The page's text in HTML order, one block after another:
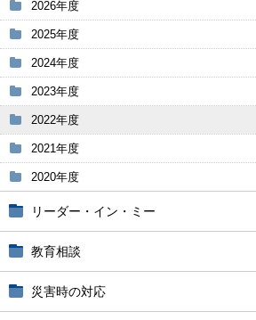
2026年度
2025年度
2024年度
2023年度
2022年度
2021年度
2020年度
リーダー・イン・ミー
教育相談
災害時の対応